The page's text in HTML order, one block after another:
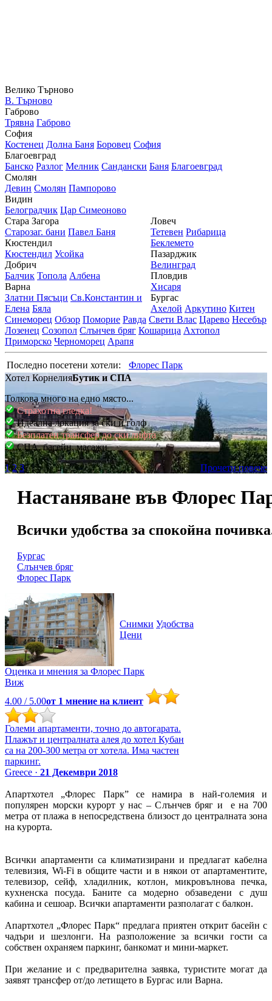
Велико Търново
В. Търново
Габрово
Трявна Габрово
София
Костенец Долна Баня Боровец София
Благоевград
Банско Разлог Мелник Сандански Баня Благоевград
Смолян
Девин Смолян Пампорово
Видин
Белоградчик Цар Симеоново
Стара Загора
Старозаг. бани Павел Баня
Кюстендил
Кюстендил Усойка
Добрич
Балчик Топола Албена
Варна
Златни Пясъци Св.Константин и
Елена Бяла
Ловеч
Тетевен Рибарица
Беклемето
Пазарджик
Велинград
Пловдив
Хисаря
Бургас
Ахелой Аркутино Китен
Синеморец Обзор Поморие Равда Свети Влас Царево Несебър
Лозенец Созопол Слънчев бряг Кошарица Ахтопол
Приморско Черноморец Арапя
Последно посетени хотели:
Флорес Парк
Хотел КорнелияБутик и СПА
Толкова много на едно място...
Страхотна гледка!
Идеална локация за ски и голф
Безплатен трансфер до ски лифта
СПА, басейн, масажи
Прочети повече
1 2 3
Настаняване във Флорес
Всички удобства за спокойна
Бургас
Слънчев бряг
Флорес Парк
Снимки Удобства
Цени
Оценка и мнения за Флорес Парк
Виж
4.00 / 5.00от 1 мнение на клиент
Големи апартаменти, точно до автогарата.
Плажът и централната алея до хотел Кубан
са на 200-300 метра от хотела. Има частен
паркинг.
Greece · 21 Декември 2018
Апартхотел „Флорес Парк” се намира в най-големия и
популярен морски курорт у нас – Слънчев бряг и е на 700
метра от плажа в непосредствена близост до централната зона
на курорта.
Всички апартаменти са климатизирани и предлагат кабелна
телевизия, Wi-Fi в общите части и в някои от апартаментите,
телевизор, сейф, хладилник, котлон, микровълнова печка,
кухненска посуда. Баните са модерно обзаведени с душ
кабина и сешоар. Всички апартаменти разполагат с балкон.
Апартхотел „Флорес Парк“ предлага приятен открит басейн с
чадъри и шезлонги. На разположение за всички гости са
собствен охраняем паркинг, банкомат и мини-маркет.
При желание и с предварителна заявка, туристите могат да
заявят трансфер от/до летището в Бургас или Варна.